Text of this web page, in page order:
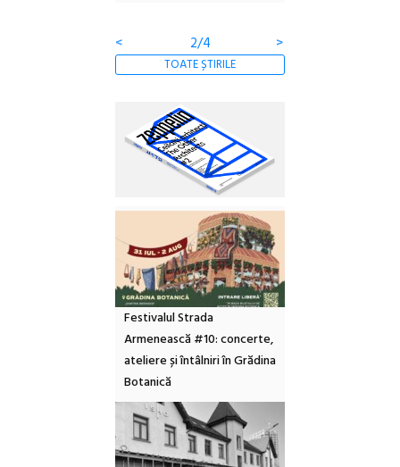
< 2/4 >
TOATE ȘTIRILE
Festivalul Strada
Armenească #10: concerte,
ateliere și întâlniri în Grădina
Botanică